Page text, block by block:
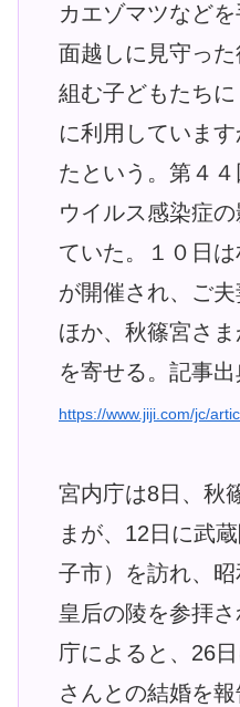
カエゾマツなど
面越しに見守っ
組む子どもたち
に利用していま
たという。第４
ウイルス感染症
ていた。１０日
が開催され、ご
ほか、秋篠宮さ
を寄せる。記事
https://www.jiji.com/jc/
宮内庁は8日、秋
まが、12日に武
子市）を訪れ、
皇后の陵を参拝
庁によると、26
さんとの結婚を